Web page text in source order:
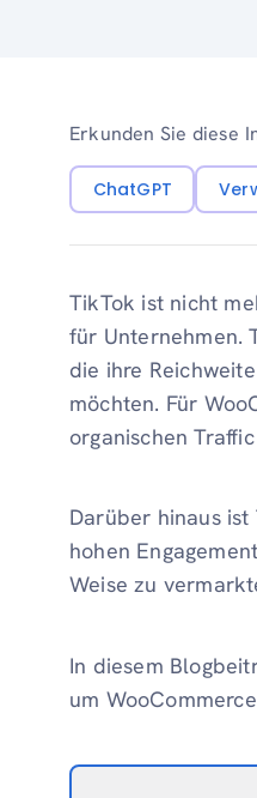
Erkunden Sie diese
ChatGPT
TikTok ist nicht
für Unternehmen.
die ihre
möchten. Für
organischen
Darüber hinaus
hohen
Weise zu
In diesem
um